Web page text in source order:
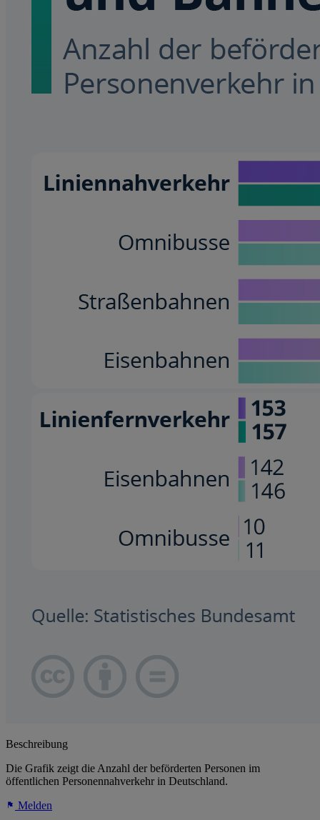
Beschreibung
Die Grafik zeigt die Anzahl der beförderten Personen im
öffentlichen Personennahverkehr in Deutschland.
Melden